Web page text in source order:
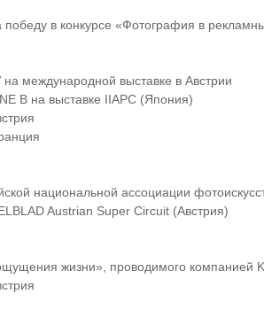
в конкурсе «Фотография в
международной выставке в Австрии
B на выставке IIAPC (Япония)
национальной ассоциации
Austrian Super Circuit (Австрия)
жизни», проводимого компанией